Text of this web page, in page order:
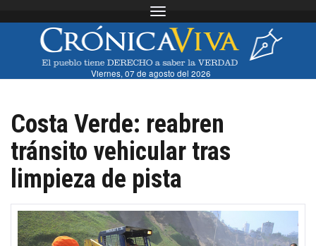
Toggle navigation
Viernes, 07 de agosto del 2026
Costa Verde: reabren
tránsito vehicular tras
limpieza de pista